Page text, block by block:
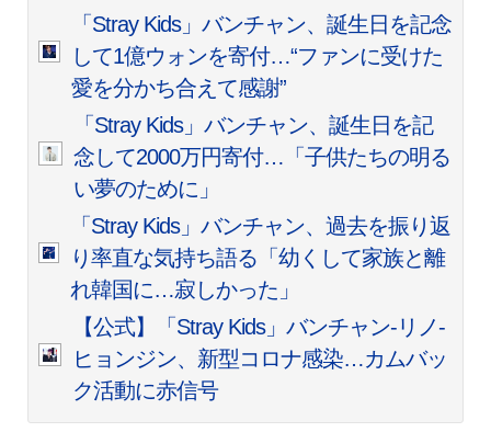
「Stray Kids」バンチャン、誕生日を記念
して1億ウォンを寄付…“ファンに受けた
愛を分かち合えて感謝”
「Stray Kids」バンチャン、誕生日を記
念して2000万円寄付…「子供たちの明る
い夢のために」
「Stray Kids」バンチャン、過去を振り返
り率直な気持ち語る「幼くして家族と離
れ韓国に…寂しかった」
【公式】「Stray Kids」バンチャン-リノ-
ヒョンジン、新型コロナ感染…カムバッ
ク活動に赤信号